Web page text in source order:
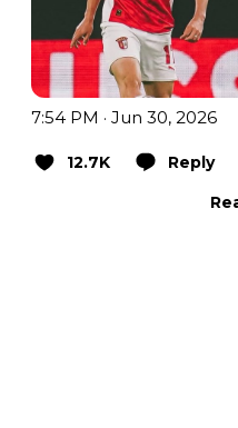
7:54 PM · Jun 30, 2026
12.7K Reply